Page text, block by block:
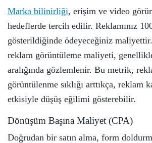
Marka bilinirliği, erişim ve video
hedeflerde tercih edilir. Reklamınız
gösterildiğinde ödeyeceğiniz
reklam görüntüleme maliyeti,
aralığında gözlemlenir. Bu metrik,
görüntülenme sıklığı arttıkça, reklam
etkisiyle düşüş eğilimi gösterebilir.
Dönüşüm Başına Maliyet (CPA)
Doğrudan bir satın alma, form